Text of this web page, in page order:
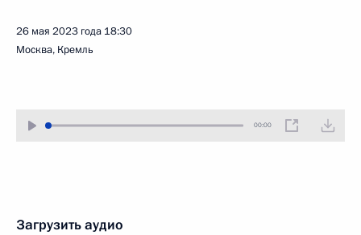
26 мая 2023 года 18:30
Москва, Кремль
00:00
Загрузить аудио